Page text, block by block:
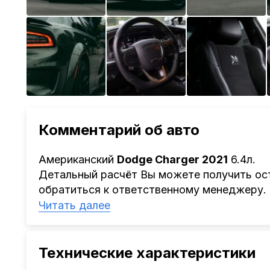
Комментарий об авто
Американский Dodge Charger 2021 6.4л.
Детальный расчёт Вы можете получить
обратиться к ответственному менеджеру.
Наша компания
проверка автомобиля, полное
растаможке. Экономьте свое время и
Читать далее
Технические характеристики